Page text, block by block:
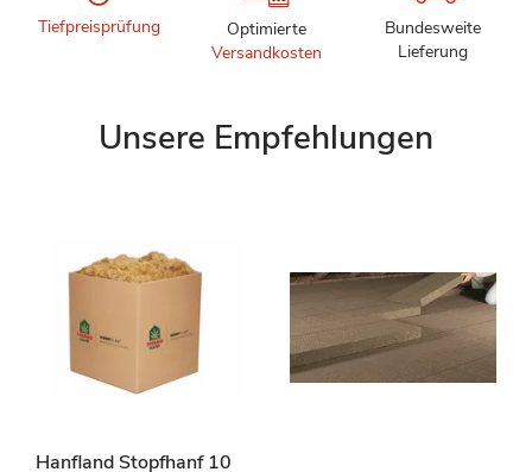
Tiefpreisprüfung
Optimierte
Versandkosten
Bundesweite
Lieferung
Unsere Empfehlungen
Hanfland Stopfhanf 10